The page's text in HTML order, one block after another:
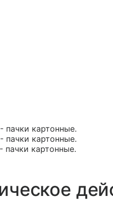
пачки картонные.
пачки картонные.
картонные.